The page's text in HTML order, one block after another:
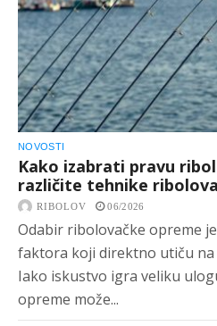
NOVOSTI
Kako izabrati pravu
različite tehnike ribolova
RIBOLOV 06/2026
Odabir ribolovačke opreme
faktora koji direktno utiču
Iako iskustvo igra veliku
opreme može...